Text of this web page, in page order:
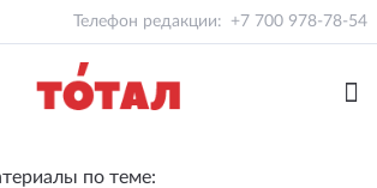
Телефон редакции: +7 700 978-78-54
по теме: